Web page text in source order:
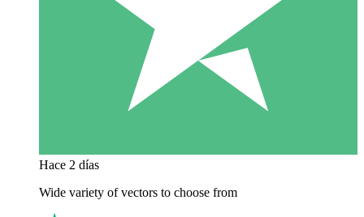
Hace 2 días
Wide variety of vectors to choose from